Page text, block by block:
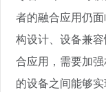
者的融合应用仍
构设计、设备兼
合应用，需要加
的设备之间能够实